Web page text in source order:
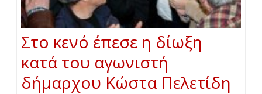
Στο κενό έπεσε η δίωξη
κατά του αγωνιστή
δήμαρχου Κώστα Πελετίδη